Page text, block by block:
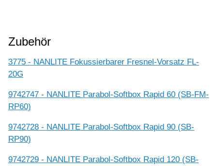
Zubehör
3775 - NANLITE Fokussierbarer Fresnel-Vorsatz FL-
20G
9742747 - NANLITE Parabol-Softbox Rapid 60 (SB-FM-
RP60)
9742728 - NANLITE Parabol-Softbox Rapid 90 (SB-
RP90)
9742729 - NANLITE Parabol-Softbox Rapid 120 (SB-